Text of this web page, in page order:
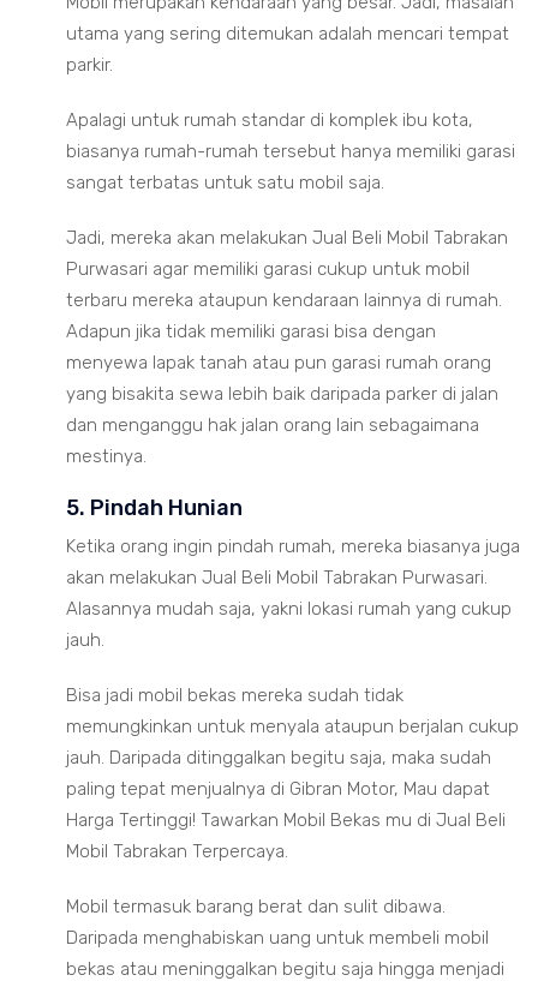
utama yang sering ditemukan adalah mencari tempat
parkir.
Apalagi untuk rumah standar di komplek ibu kota,
biasanya rumah-rumah tersebut hanya memiliki garasi
sangat terbatas untuk satu mobil saja.
Jadi, mereka akan melakukan Jual Beli Mobil Tabrakan
Purwasari agar memiliki garasi cukup untuk mobil
terbaru mereka ataupun kendaraan lainnya di rumah.
Adapun jika tidak memiliki garasi bisa dengan
menyewa lapak tanah atau pun garasi rumah orang
yang bisakita sewa lebih baik daripada parker di jalan
dan menganggu hak jalan orang lain sebagaimana
mestinya.
5. Pindah Hunian
Ketika orang ingin pindah rumah, mereka biasanya juga
akan melakukan Jual Beli Mobil Tabrakan Purwasari.
Alasannya mudah saja, yakni lokasi rumah yang cukup
jauh.
Bisa jadi mobil bekas mereka sudah tidak
memungkinkan untuk menyala ataupun berjalan cukup
jauh. Daripada ditinggalkan begitu saja, maka sudah
paling tepat menjualnya di Gibran Motor, Mau dapat
Harga Tertinggi! Tawarkan Mobil Bekas mu di Jual Beli
Mobil Tabrakan Terpercaya.
Mobil termasuk barang berat dan sulit dibawa.
Daripada menghabiskan uang untuk membeli mobil
bekas atau meninggalkan begitu saja hingga menjadi